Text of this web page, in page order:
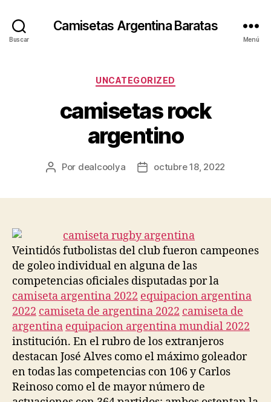
Buscar
Camisetas Argentina Baratas
Menú
Categorías
UNCATEGORIZED
camisetas rock
argentino
Autor
Por dealcoolya
Fechaoctubre 18, 2022
Veintidós futbolistas del club fueron campeones
de goleo individual en alguna de las
competencias oficiales disputadas por la
camiseta argentina 2022 equipacion argentina
2022 camiseta de argentina 2022 camiseta de
argentina equipacion argentina mundial 2022
institución. En el rubro de los extranjeros
destacan José Alves como el máximo goleador
en todas las competencias con 106 y Carlos
Reinoso como el de mayor número de